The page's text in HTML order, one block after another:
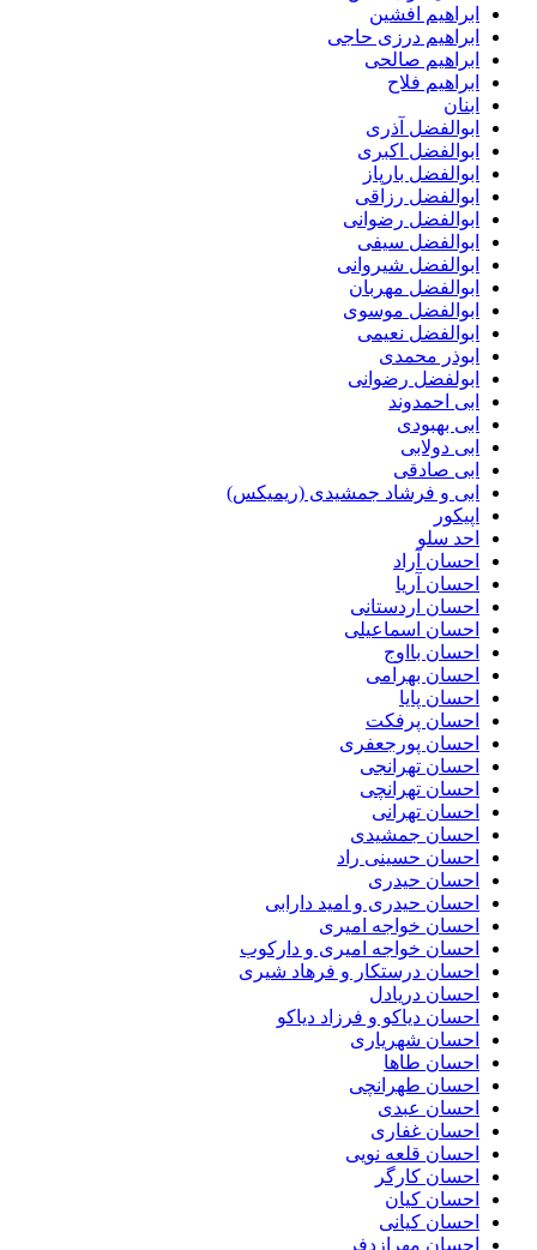
ابراهیم افشین
ابراهیم درزی حاجی
ابراهیم صالحی
ابراهیم فلاح
ابنان
ابوالفضل آذری
ابوالفضل اکبری
ابوالفضل بارپاز
ابوالفضل رزاقی
ابوالفضل رضوانی
ابوالفضل سیفی
ابوالفضل شیروانی
ابوالفضل مهربان
ابوالفضل موسوی
ابوالفضل نعیمی
ابوذر محمدی
ابولفضل رضوانی
ابی احمدوند
ابی بهبودی
ابی دولابی
ابی صادقی
ابی و فرشاد جمشیدی (ریمیکس)
اپیکور
احد سلو
احسان آراد
احسان آریا
احسان اردستانی
احسان اسماعیلی
احسان بااوج
احسان بهرامی
احسان پایا
احسان پرفکت
احسان پورجعفری
احسان تهرانجی
احسان تهرانچی
احسان تهرانی
احسان جمشیدی
احسان حسینی راد
احسان حیدری
احسان حیدری و امید دارابی
احسان خواجه امیری
احسان خواجه امیری و دارکوب
احسان درستكار و فرهاد شيرى
احسان دریادل
احسان دیاکو و فرزاد دیاکو
احسان شهریاری
احسان طاها
احسان طهرانچی
احسان عبدی
احسان غفاری
احسان قلعه نویی
احسان کارگر
احسان کیان
احسان کیانی
احسان مهرازدفر